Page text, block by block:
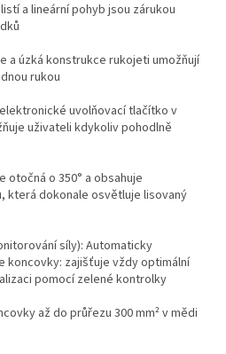
a lineární pohyb jsou zárukou
a úzká konstrukce rukojeti umožňují
rukou
uvolňovací tlačítko v
uživateli kdykoliv pohodlně
otočná o 350° a obsahuje
která dokonale osvětluje lisovaný
síly): Automaticky
koncovky: zajišťuje vždy optimální
pomocí zelené kontrolky
až do průřezu 300 mm² v mědi